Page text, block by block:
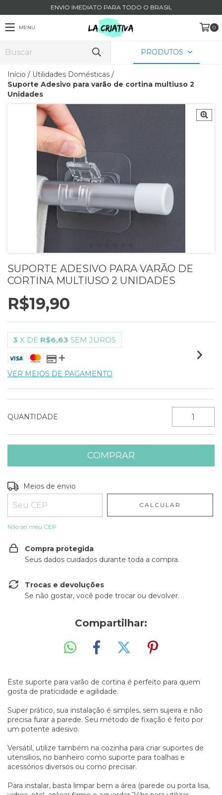
ENVIO IMEDIATO PARA TODO O BRASIL
MENU 0
PRODUTOS
Início / Utilidades Domésticas /
Suporte Adesivo para varão de cortina multiuso 2
Unidades
SUPORTE ADESIVO PARA VARÃO DE
CORTINA MULTIUSO 2 UNIDADES
R$19,90
3 X DE R$6,63 SEM JUROS
VER MEIOS DE PAGAMENTO
QUANTIDADE
Entregas para o CEP:
Meios de envio
CALCULAR
Não sei meu CEP
Compra protegida
Seus dados cuidados durante toda a compra.
Trocas e devoluções
Se não gostar, você pode trocar ou devolver.
Compartilhar:
Este suporte para varão de cortina é perfeito para quem
gosta de praticidade e agilidade.
Super prático, sua instalação é simples, sem sujeira e não
precisa furar a parede. Seu método de fixação é feito por
um potente adesivo.
Versátil, utilize também na cozinha para criar suportes de
utensílios, no banheiro como suporte para toalhas e
acessórios diversos ou como precisar.
Para instalar, basta limpar bem a área (parede ou porta lisa,